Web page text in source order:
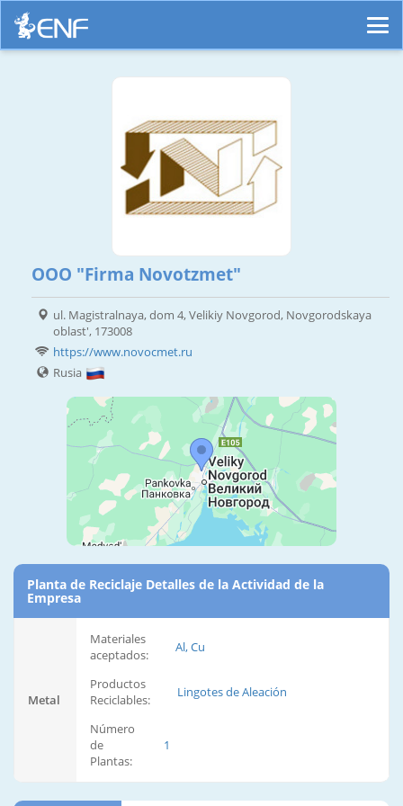
OOO "Firma Novotzmet"
ul. Magistralnaya, dom 4, Velikiy Novgorod, Novgorodskaya
oblast', 173008
https://www.novocmet.ru
Rusia
Planta de Reciclaje Detalles de la Actividad de la
Empresa
Metal
Materiales
aceptados:
Al, Cu
Productos
Reciclables:
Lingotes de Aleación
Número
de
Plantas:
1